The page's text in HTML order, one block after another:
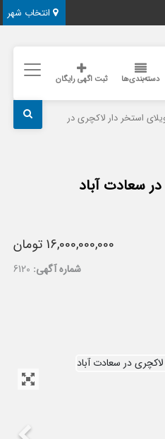
انتخاب شهر
دسته‌بندی‌ها ثبت اگهی رایگان
استخر دار لاکچری در
سعادت آباد
16,000,000,000 تومان
شماره آگهی: 6120